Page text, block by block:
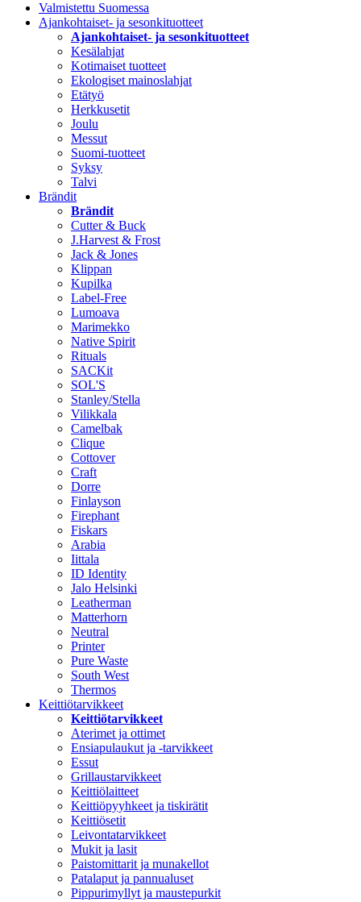
Valmistettu Suomessa
Ajankohtaiset- ja sesonkituotteet
Ajankohtaiset- ja sesonkituotteet
Kesälahjat
Kotimaiset tuotteet
Ekologiset mainoslahjat
Etätyö
Herkkusetit
Joulu
Messut
Suomi-tuotteet
Syksy
Talvi
Brändit
Brändit
Cutter & Buck
J.Harvest & Frost
Jack & Jones
Klippan
Kupilka
Label-Free
Lumoava
Marimekko
Native Spirit
Rituals
SACKit
SOL'S
Stanley/Stella
Vilikkala
Camelbak
Clique
Cottover
Craft
Dorre
Finlayson
Firephant
Fiskars
Arabia
Iittala
ID Identity
Jalo Helsinki
Leatherman
Matterhorn
Neutral
Printer
Pure Waste
South West
Thermos
Keittiötarvikkeet
Keittiötarvikkeet
Aterimet ja ottimet
Ensiapulaukut ja -tarvikkeet
Essut
Grillaustarvikkeet
Keittiölaitteet
Keittiöpyyhkeet ja tiskirätit
Keittiösetit
Leivontatarvikkeet
Mukit ja lasit
Paistomittarit ja munakellot
Patalaput ja pannualuset
Pippurimyllyt ja maustepurkit